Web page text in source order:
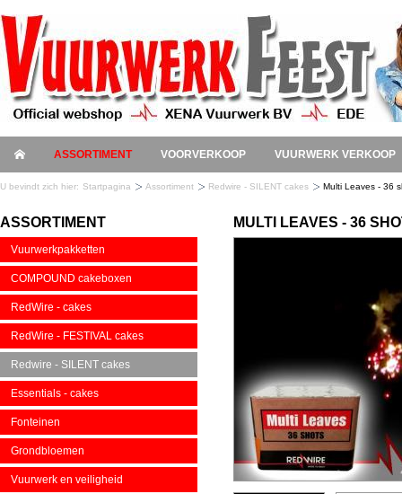
ASSORTIMENT VOORVERKOOP VUURWERK VERKOOP
U bevindt zich hier: Startpagina Assortiment Redwire - SILENT cakes Multi Leaves - 36
ASSORTIMENT
Vuurwerkpakketten
COMPOUND cakeboxen
RedWire - cakes
RedWire - FESTIVAL cakes
Redwire - SILENT cakes
Essentials - cakes
Fonteinen
Grondbloemen
Vuurwerk en veiligheid
MULTI LEAVES - 36